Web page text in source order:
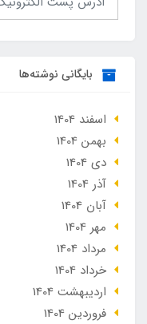
بایگانی نوشته‌ها
اسفند 1404
بهمن 1404
دی 1404
آذر 1404
آبان 1404
مهر 1404
مرداد 1404
خرداد 1404
ارديبهشت 1404
فروردین 1404